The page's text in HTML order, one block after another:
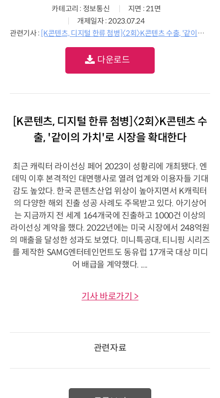
카테고리 : 정보통신
지면 : 21면
개제일자 : 2023.07.24
관련기사 : [K콘텐츠, 디지털 한류 첨병]〈2회〉K콘텐츠 수출, '같이의 가치'로 시장을 확대한다
다운로드
[K콘텐츠, 디지털 한류 첨병]〈2회〉K콘텐츠 수
출, '같이의 가치'로 시장을 확대한다
최근 캐릭터 라이선싱 페어 2023이 성황리에 개최됐다. 엔
데믹 이후 본격적인 대면행사로 열려 업계와 이용자들 기대
감도 높았다. 한국 콘텐츠산업 위상이 높아지면서 K캐릭터
의 다양한 해외 진출 성공 사례도 주목받고 있다. 아기상어
는 지금까지 전 세계 164개국에 진출하고 1000건 이상의
라이선싱 계약을 했다. 2022년에는 미국 시장에서 248억원
의 매출을 달성한 성과도 보였다. 미니특공대, 티니핑 시리즈
를 제작한 SAMG엔터테인먼트도 동유럽 17개국 대상 미디
어 배급을 계약했다. ....
기사 바로가기 >
관련자료